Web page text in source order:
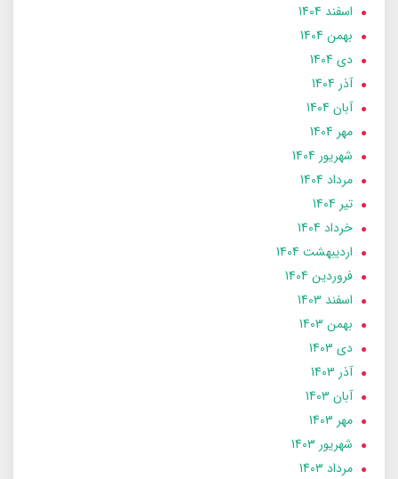
اسفند 1404
بهمن 1404
دی 1404
آذر 1404
آبان 1404
مهر 1404
شهریور 1404
مرداد 1404
تير 1404
خرداد 1404
ارديبهشت 1404
فروردین 1404
اسفند 1403
بهمن 1403
دی 1403
آذر 1403
آبان 1403
مهر 1403
شهریور 1403
مرداد 1403